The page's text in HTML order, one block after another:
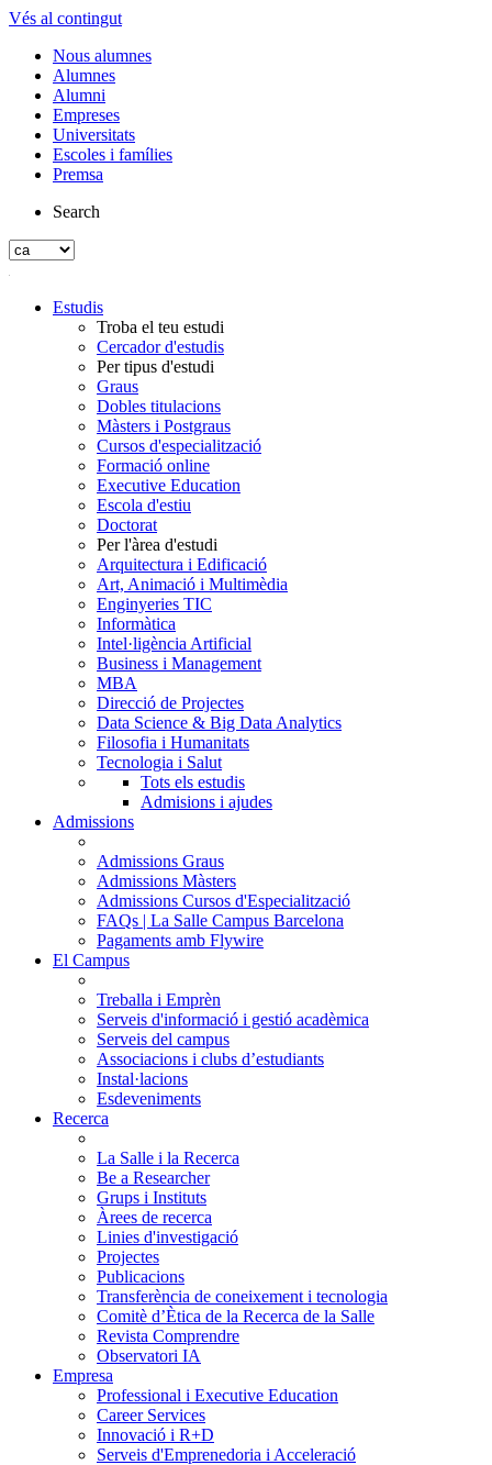
Vés al contingut
Nous alumnes
Alumnes
Alumni
Empreses
Universitats
Escoles i famílies
Premsa
Search
Estudis
Troba el teu estudi
Cercador d'estudis
Per tipus d'estudi
Graus
Dobles titulacions
Màsters i Postgraus
Cursos d'especialització
Formació online
Executive Education
Escola d'estiu
Doctorat
Per l'àrea d'estudi
Arquitectura i Edificació
Art, Animació i Multimèdia
Enginyeries TIC
Informàtica
Intel·ligència Artificial
Business i Management
MBA
Direcció de Projectes
Data Science & Big Data Analytics
Filosofia i Humanitats
Tecnologia i Salut
Tots els estudis
Admisions i ajudes
Admissions
Admissions Graus
Admissions Màsters
Admissions Cursos d'Especialització
FAQs | La Salle Campus Barcelona
Pagaments amb Flywire
El Campus
Treballa i Emprèn
Serveis d'informació i gestió acadèmica
Serveis del campus
Associacions i clubs d’estudiants
Instal·lacions
Esdeveniments
Recerca
La Salle i la Recerca
Be a Researcher
Grups i Instituts
Àrees de recerca
Linies d'investigació
Projectes
Publicacions
Transferència de coneixement i tecnologia
Comitè d’Ètica de la Recerca de la Salle
Revista Comprendre
Observatori IA
Empresa
Professional i Executive Education
Career Services
Innovació i R+D
Serveis d'Emprenedoria i Acceleració